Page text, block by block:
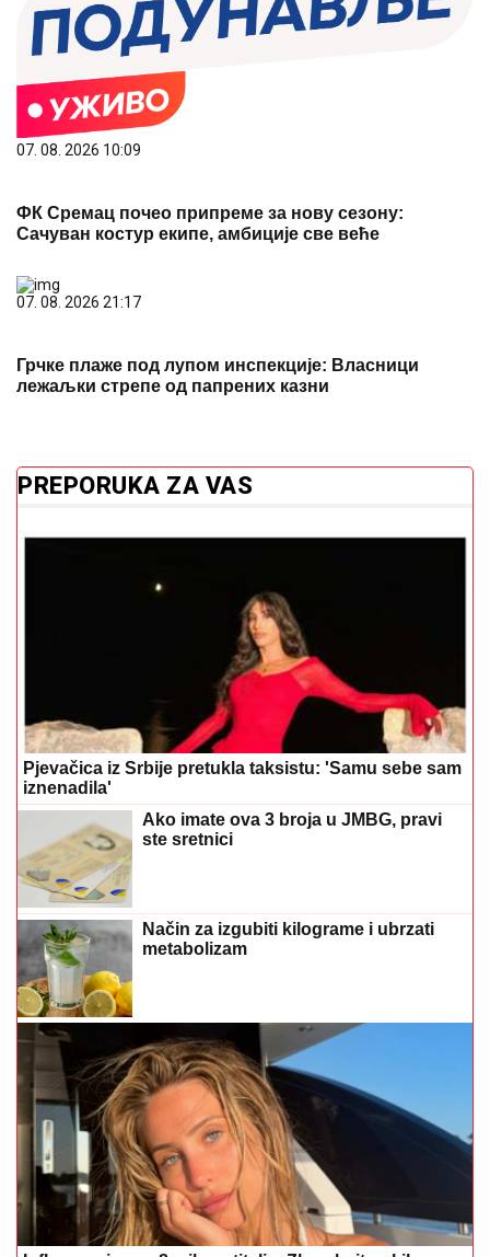
07. 08. 2026 10:09
ФК Сремац почео припреме за нову сезону:
Сачуван костур екипе, амбиције све веће
07. 08. 2026 21:17
Грчке плаже под лупом инспекције: Власници
лежаљки стрепе од папрених казни
PREPORUKA ZA VAS
Pjevačica iz Srbije pretukla taksistu: 'Samu sebe sam
iznenadila'
Ako imate ova 3 broja u JMBG, pravi
ste sretnici
Način za izgubiti kilograme i ubrzati
metabolizam